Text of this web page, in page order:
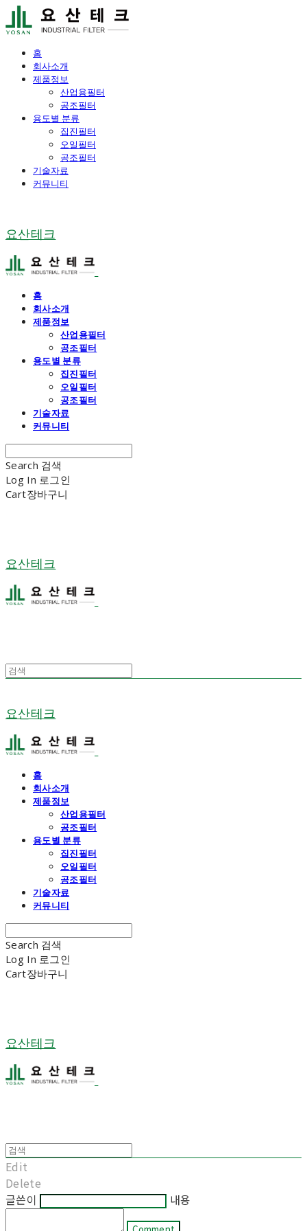
홈
회사소개
제품정보
산업용필터
공조필터
용도별 분류
집진필터
오일필터
공조필터
기술자료
커뮤니티
요산테크
홈
회사소개
제품정보
산업용필터
공조필터
용도별 분류
집진필터
오일필터
공조필터
기술자료
커뮤니티
Search 검색
Log In 로그인
Cart장바구니
요산테크
요산테크
홈
회사소개
제품정보
산업용필터
공조필터
용도별 분류
집진필터
오일필터
공조필터
기술자료
커뮤니티
Search 검색
Log In 로그인
Cart장바구니
요산테크
Edit
Delete
글쓴이
내용